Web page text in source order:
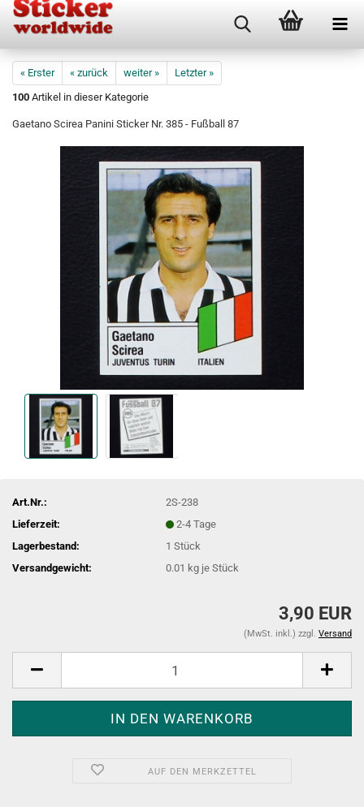
« Erster « zurück weiter »
Letzter »
100 Artikel in dieser Kategorie
Gaetano Scirea Panini Sticker Nr. 385 - Fußball 87
Art.Nr.:
2S-238
Lieferzeit:
2-4 Tage
Lagerbestand:
1Stück
Versandgewicht:
0.01 kg je Stück
3,90 EUR
(MwSt. inkl.) zzgl. Versand
AUF DEN MERKZETTEL